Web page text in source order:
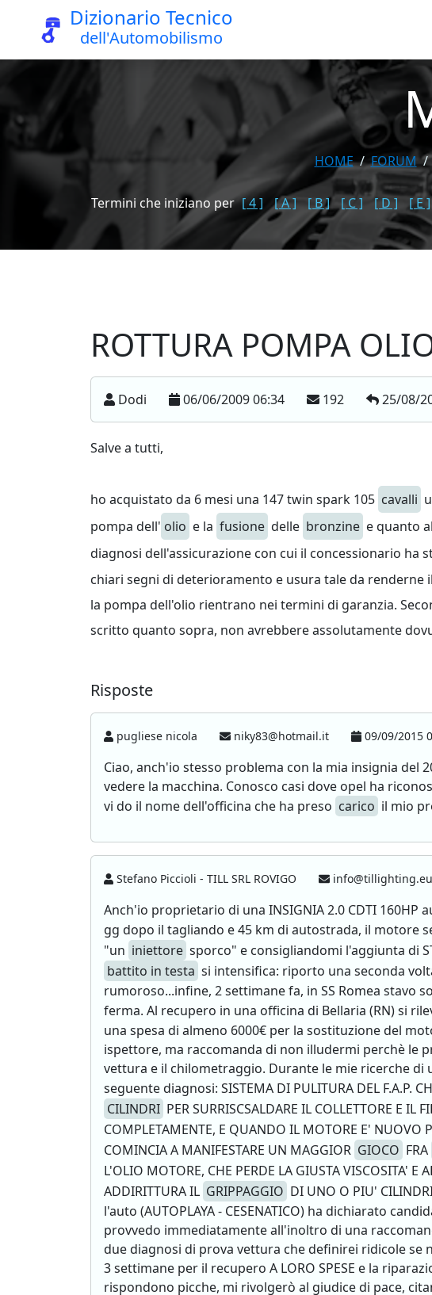
Dizionario Tecnico
dell'Automobilismo
HOME FORUM
Termini che iniziano per [ 4 ] [ A ] [ B ] [ C ] [ D ] [ E ]
ROTTURA POMPA
Dodi 06/06/2009 06:34 192 25/08/
Salve a tutti,
ho acquistato da 6 mesi una 147 twin spark 105 cavalli
pompa dell' olio e la fusione delle bronzine e quanto
diagnosi dell'assicurazione con cui il concessionario ha
chiari segni di deterioramento e usura tale da
la pompa dell'olio rientrano nei termini di garanzia.
scritto quanto sopra, non avrebbere assolutamente
Risposte
pugliese nicola niky83@hotmail.it 09/09/2015
Ciao, anch'io stesso problema con la mia insignia del
vedere la macchina. Conosco casi dove opel ha
vi do il nome dell'officina che ha preso carico il mio
Stefano Piccioli - TILL SRL ROVIGO info@tillighting.eu
Anch'io proprietario di una INSIGNIA 2.0 CDTI 160HP
gg dopo il tagliando e 45 km di autostrada, il motore
"un iniettore sporco" e consigliandomi l'aggiunta di
battito in testa si intensifica: riporto una seconda
rumoroso...infine, 2 settimane fa, in SS Romea
ferma. Al recupero in una officina di Bellaria (RN) si
una spesa di almeno 6000€ per la sostituzione del
ispettore, ma raccomanda di non illudermi perchè le
vettura e il chilometraggio. Durante le mie ricerche
seguente diagnosi: SISTEMA DI PULITURA DEL F.A.P.
CILINDRI PER SURRISCSALDARE IL COLLETTORE E IL
COMPLETAMENTE, E QUANDO IL MOTORE E' NUOVO
COMINCIA A MANIFESTARE UN MAGGIOR GIOCO FRA
L'OLIO MOTORE, CHE PERDE LA GIUSTA VISCOSITA'
ADDIRITTURA IL GRIPPAGGIO DI UNO O PIU'
l'auto (AUTOPLAYA - CESENATICO) ha dichiarato
provvedo immediatamente all'inoltro di una
due diagnosi di prova vettura che definirei ridicole
3 settimane per il recupero A LORO SPESE e la
rispondono picche, mi rivolgerò al giudice di pace,